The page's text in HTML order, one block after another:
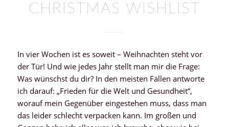
CHRISTMAS WISHLIST
In vier Wochen ist es soweit – Weihnachten steht vor
der Tür! Und wie jedes Jahr stellt man mir die Frage:
Was wünschst du dir? In den meisten Fällen antworte
ich darauf: „Frieden für die Welt und Gesundheit“,
worauf mein Gegenüber eingestehen muss, dass man
das leider schlecht verpacken kann. Im großen und